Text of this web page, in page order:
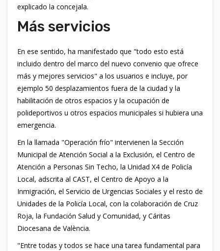
explicado la concejala.
Más servicios
En ese sentido, ha manifestado que "todo esto está
incluido dentro del marco del nuevo convenio que ofrece
más y mejores servicios" a los usuarios e incluye, por
ejemplo 50 desplazamientos fuera de la ciudad y la
habilitación de otros espacios y la ocupación de
polideportivos u otros espacios municipales si hubiera una
emergencia.
En la llamada "Operación frío" intervienen la Sección
Municipal de Atención Social a la Exclusión, el Centro de
Atención a Personas Sin Techo, la Unidad X4 de Policía
Local, adscrita al CAST, el Centro de Apoyo a la
Inmigración, el Servicio de Urgencias Sociales y el resto de
Unidades de la Policía Local, con la colaboración de Cruz
Roja, la Fundación Salud y Comunidad, y Cáritas
Diocesana de València.
"Entre todas y todos se hace una tarea fundamental para